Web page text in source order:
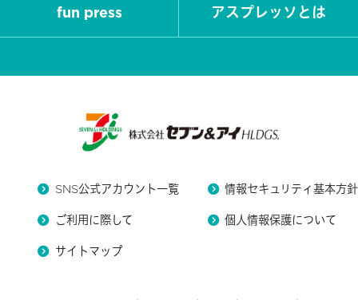
fun press アスプレッソとは
SNS公式アカウント一覧 情報セキュリティ基本方針
ご利用に際して 個人情報保護について
サイトマップ